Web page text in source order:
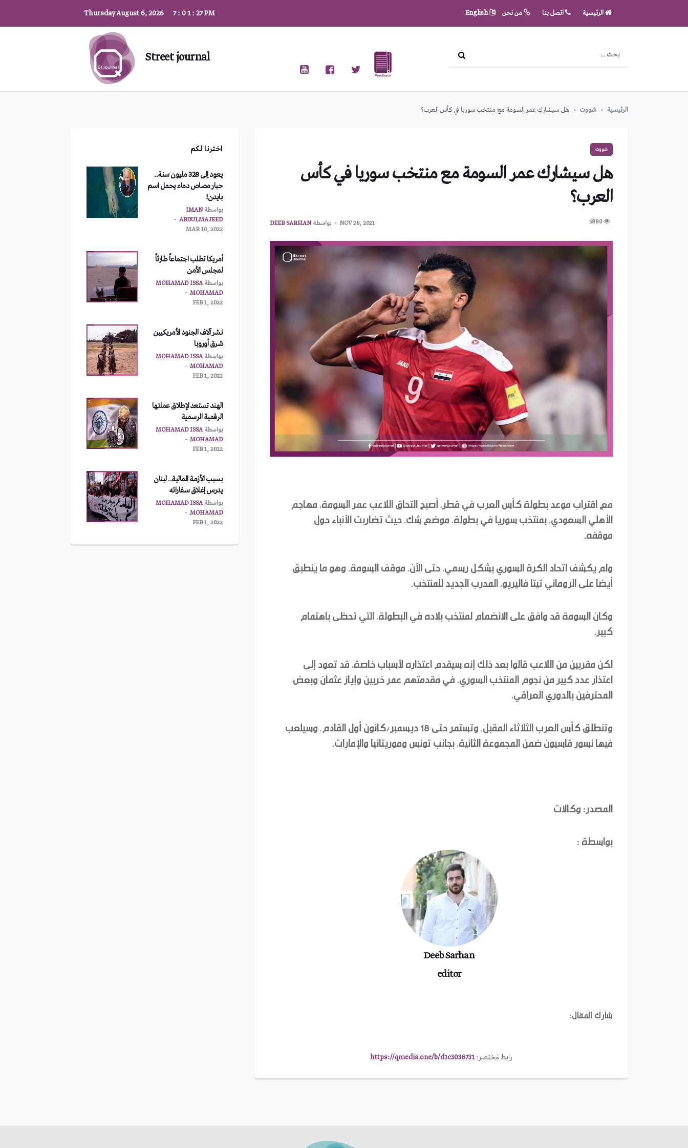
الرئيسية اتصل بنا من نحن English
Thursday August 6, 2026 7: 01: 28PM
Street journal
الرئيسية شووت هل سيشارك عمر السومة مع منتخب سوريا في كأس العرب؟
شووت
هل سيشارك عمر السومة مع منتخب سوريا في كأس
العرب؟
5880
NOV 26, 2021 بواسطةDEEB SARHAN
مع اقتراب موعد بطولة كأس العرب في قطر، أصبح التحاق اللاعب عمر السومة، مهاجم
الأهلي السعودي، بمنتخب سوريا في بطولة، موضع شك، حيث تضاربت الأنباء حول
موقفه.
ولم يكشف اتحاد الكرة السوري بشكل رسمي، حتى الآن، موقف السومة، وهو ما ينطبق
أيضا على الروماني تيتا فاليريو، المدرب الجديد للمنتخب.
وكان السومة قد وافق على الانضمام لمنتخب بلاده في البطولة، التي تحظى باهتمام
كبير.
لكن مقربين من اللاعب قالوا بعد ذلك إنه سيقدم اعتذاره لأسباب خاصة، قد تعود إلى
اعتذار عدد كبير من نجوم المنتخب السوري، في مقدمتهم عمر خربين وإياز عثمان وبعض
المحترفين بالدوري العراقي.
وتنطلق كأس العرب الثلاثاء المقبل، وتستمر حتى 18 ديسمبر/كانون أول القادم، وسيلعب
فيها نسور قاسيون ضمن المجموعة الثانية، بجانب تونس وموريتانيا والإمارات.
المصدر: وكالات
بواسطة :
Deeb Sarhan
editor
شارك المقال:
رابط مختصر:https://qmedia.one/b/d1c3036731
اخترنا لكم
يعود إلى 328 مليون سنة..
حبار مصاص دماء يحمل اسم
بايدن!
بواسطةIMAN
ABDULMAJEED
MAR 10, 2022
أمريكا تطلب اجتماعاً طارئاً
لمجلس الأمن
بواسطةMOHAMAD ISSA
MOHAMAD
FEB 1, 2022
نشر آلاف الجنود الأمريكيين
شرق أوروبا
بواسطةMOHAMAD ISSA
MOHAMAD
FEB 1, 2022
الهند تستعد لإطلاق عملتها
الرقمية الرسمية
بواسطةMOHAMAD ISSA
MOHAMAD
FEB 1, 2022
بسبب الأزمة المالية.. لبنان
يدرس إغلاق سفاراته
بواسطةMOHAMAD ISSA
MOHAMAD
FEB 1, 2022